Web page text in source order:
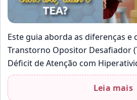
Este guia aborda as diferenças
Transtorno Opositor Desafiador
Déficit de Atenção com
Transtorno do Espectro Autista
essas…
Leia mais